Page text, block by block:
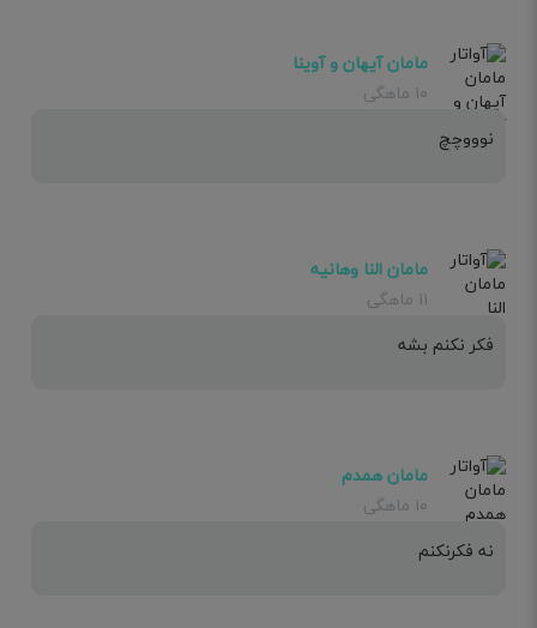
مامان آیهان و آوینا
۱۰ ماهگی
نوووچچ
مامان النا وهانیه
۱۱ ماهگی
فکر نکنم بشه
مامان همدم
۱۰ ماهگی
نه فکرنکنم